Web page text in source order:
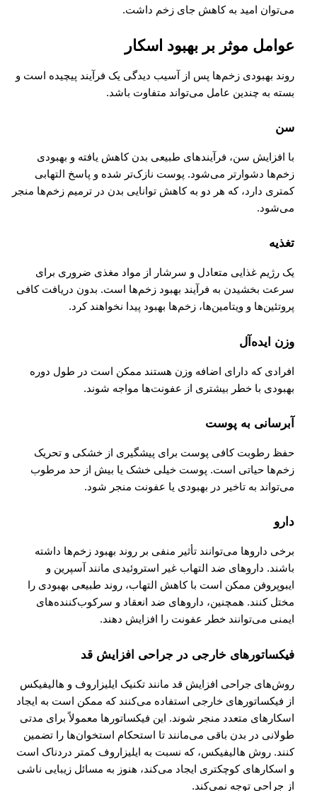
می‌توان امید به کاهش جای زخم داشت.
عوامل موثر بر بهبود اسکار
روند بهبودی زخم‌ها پس از آسیب دیدگی یک فرآیند پیچیده است و
بسته به چندین عامل می‌تواند متفاوت باشد.
سن
با افزایش سن، فرآیندهای طبیعی بدن کاهش یافته و بهبودی
زخم‌ها دشوارتر می‌شود. پوست نازک‌تر شده و پاسخ التهابی
کمتری دارد، که هر دو به کاهش توانایی بدن در ترمیم زخم‌ها منجر
می‌شود.
تغذیه
یک رژیم غذایی متعادل و سرشار از مواد مغذی ضروری برای
سرعت بخشیدن به فرآیند بهبود زخم‌ها است. بدون دریافت کافی
پروتئین‌ها و ویتامین‌ها، زخم‌ها بهبود پیدا نخواهند کرد.
وزن ایده‌آل
افرادی که دارای اضافه وزن هستند ممکن است در طول دوره
بهبودی با خطر بیشتری از عفونت‌ها مواجه شوند.
آبرسانی به پوست
حفظ رطوبت کافی پوست برای پیشگیری از خشکی و تحریک
زخم‌ها حیاتی است. پوست خیلی خشک یا بیش از حد مرطوب
می‌تواند به تاخیر در بهبودی یا عفونت منجر شود.
دارو
برخی داروها می‌توانند تأثیر منفی بر روند بهبود زخم‌ها داشته
باشند. داروهای ضد التهاب غیر استروئیدی مانند آسپرین و
ایبوپروفن ممکن است با کاهش التهاب، روند طبیعی بهبودی را
مختل کنند. همچنین، داروهای ضد انعقاد و سرکوب‌کننده‌های
ایمنی می‌توانند خطر عفونت را افزایش دهند.
فیکساتورهای خارجی در جراحی افزایش قد
روش‌های جراحی افزایش قد مانند تکنیک ایلیزاروف و هالیفیکس
از فیکساتورهای خارجی استفاده می‌کنند که ممکن است به ایجاد
اسکارهای متعدد منجر شوند. این فیکساتورها معمولاً برای مدتی
طولانی در بدن باقی می‌مانند تا استحکام استخوان‌ها را تضمین
کنند. روش هالیفیکس، که نسبت به ایلیزاروف کمتر دردناک است
و اسکارهای کوچکتری ایجاد می‌کند، هنوز به مسائل زیبایی ناشی
از جراحی توجه نمی‌کند.